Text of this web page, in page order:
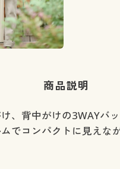
商品説明
、背中がけの3WAYバッ
でコンパクトに見えな